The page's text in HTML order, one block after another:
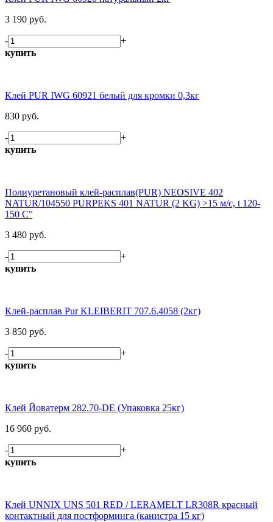
3 190 руб.
-
+
купить
Клей PUR IWG 60921 белый для кромки 0,3кг
830 руб.
-
+
купить
Полиуретановый клей-расплав(PUR) NEOSIVE 402
NATUR/104550 PURPEKS 401 NATUR (2 KG) >15 м/c, t 120-
150 C°
3 480 руб.
-
+
купить
Клей-расплав Pur KLEIBERIT 707.6.4058 (2кг)
3 850 руб.
-
+
купить
Клей Йоватерм 282.70-DE (Упаковка 25кг)
16 960 руб.
-
+
купить
Клей UNNIX UNS 501 RED / LERAMELT LR308R красный
контактный для постформинга (канистра 15 кг)